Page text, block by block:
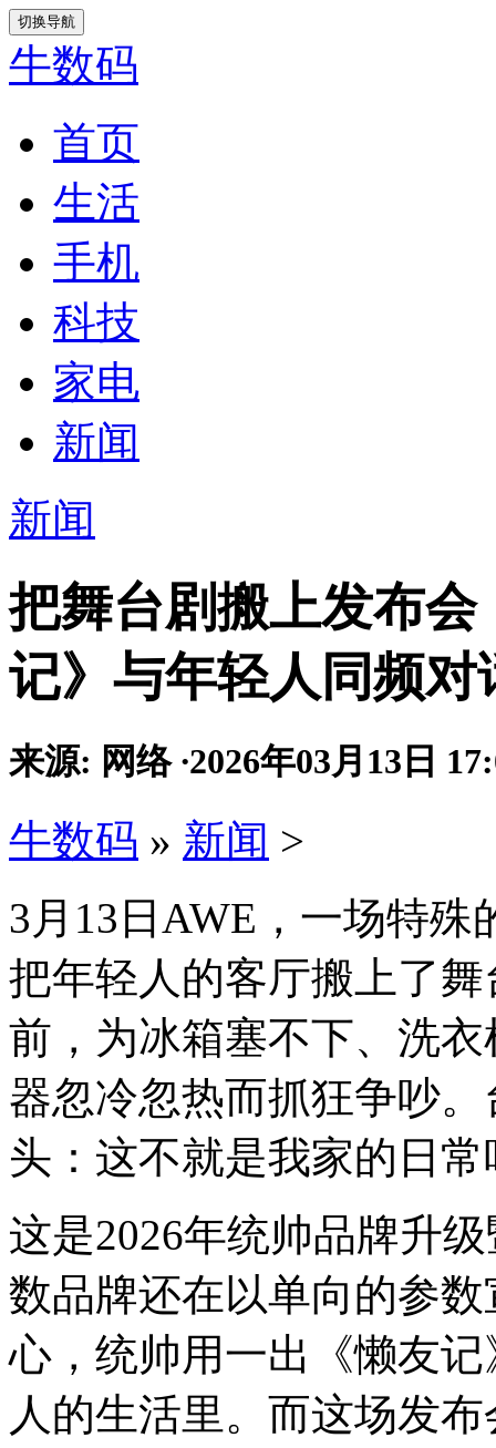
切换导航
牛数码
首页
生活
手机
科技
家电
新闻
新闻
把舞台剧搬上发布
记》与年轻人同频对
来源: 网络 ·2026年03月13日
牛数码 » 新闻 >
3月13日AWE，一场特
把年轻人的客厅搬上了
前，为冰箱塞不下、洗
器忽冷忽热而抓狂争吵
头：这不就是我家的日常
这是2026年统帅品牌升
数品牌还在以单向的参
心，统帅用一出《懒友
人的生活里。而这场发